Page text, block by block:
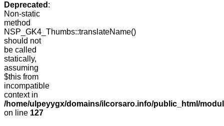
Deprecated :
Non-static
method
NSP_GK4_Thumbs::translateName()
should not
be called
statically,
assuming
$this from
incompatible
context in
/home/ulpeyygx/domains/ilcorsaro.info/public_html/
on line 127